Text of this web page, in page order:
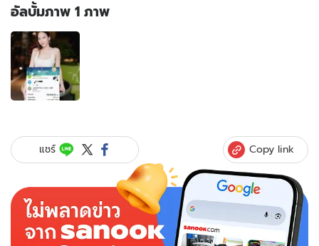
อัลบั้มภาพ 1 ภาพ
อัลบั้ม
ภาพ
1
ภาพ
ของ
ปนัดดา"
เผย
เงิน
"อั้ม
พัชรา
ภา"
แชร์ Copy link